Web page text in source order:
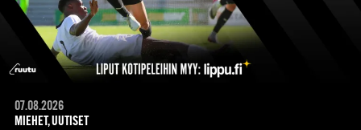
07.08.2026
MIEHET, UUTISET